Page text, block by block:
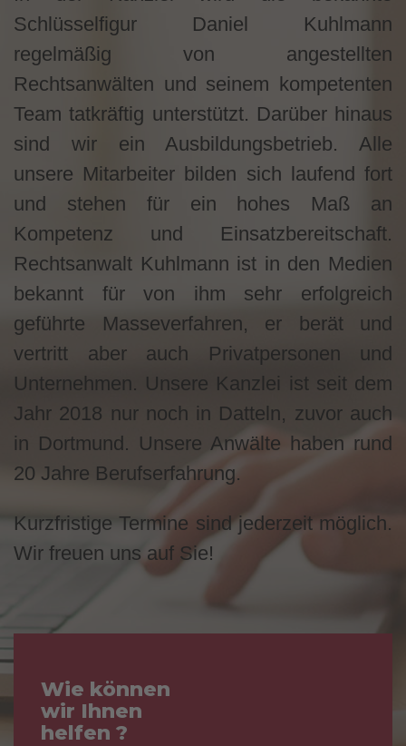
Schlüsselfigur Daniel Kuhlmann
regelmäßig von angestellten
Rechtsanwälten und seinem kompetenten
Team tatkräftig unterstützt. Darüber hinaus
sind wir ein Ausbildungsbetrieb. Alle
unsere Mitarbeiter bilden sich laufend fort
und stehen für ein hohes Maß an
Kompetenz und Einsatzbereitschaft.
Rechtsanwalt Kuhlmann ist in den Medien
bekannt für von ihm sehr erfolgreich
geführte Masseverfahren, er berät und
vertritt aber auch Privatpersonen und
Unternehmen. Unsere Kanzlei ist seit dem
Jahr 2018 nur noch in Datteln, zuvor auch
in Dortmund. Unsere Anwälte haben rund
20 Jahre Berufserfahrung.
Kurzfristige Termine sind jederzeit möglich.
Wir freuen uns auf Sie!
Wie können
wir Ihnen
helfen ?